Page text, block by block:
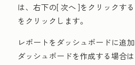
は、右下の[ 次へ ]をクリックす
をクリックします。
レポートをダッシュボードに追
ダッシュボードを作成する場合